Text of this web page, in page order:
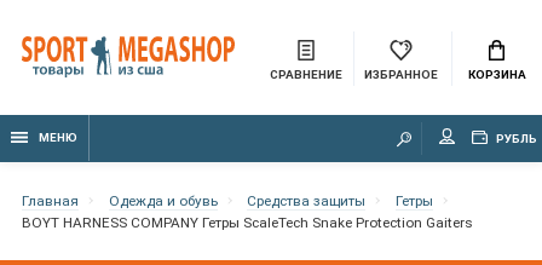
СРАВНЕНИЕ ИЗБРАННОЕ КОРЗИНА
МЕНЮ РУБЛЬ
Главная Одежда и обувь Средства защиты
Гетры
BOYT HARNESS COMPANY Гетры ScaleTech Snake Protection Gaiters